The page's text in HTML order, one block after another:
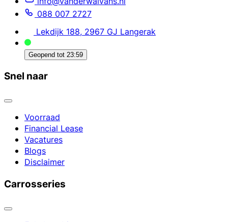
088 007 2727
Lekdijk 188, 2967 GJ Langerak
Geopend tot 23:59
Snel naar
Voorraad
Financial Lease
Vacatures
Blogs
Disclaimer
Carrosseries